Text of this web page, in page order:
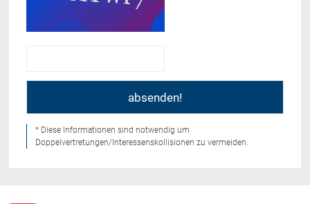
* Diese Informationen sind notwendig um
Doppelvertretungen/Interessenskollisionen zu vermeiden.